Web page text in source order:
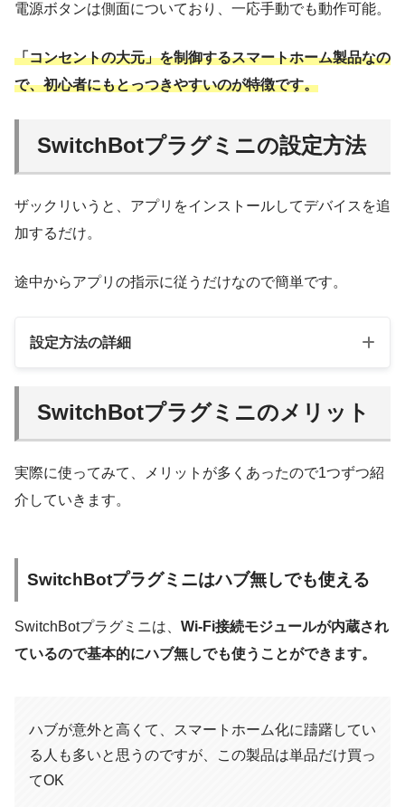
電源ボタンは側面についており、一応手動でも動作可能。
「コンセントの大元」を制御するスマートホーム製品なの
で、初心者にもとっつきやすいのが特徴です。
SwitchBotプラグミニの設定方法
ザックリいうと、アプリをインストールしてデバイスを追
加するだけ。
途中からアプリの指示に従うだけなので簡単です。
設定方法の詳細
SwitchBotアプリのインストール
iOS
‎SwitchBot
App Store
SwitchBot – Google Play のアプリ
まずはSwitchBotアプリをインストールし、アカウントを作成
SwitchBotアプリからSwitchBotプラグミニを追加
SwitchBotプラグミニのメリット
実際に使ってみて、メリットが多くあったので1つずつ紹
介していきます。
SwitchBotプラグミニはハブ無しでも使える
SwitchBotプラグミニは、 Wi-Fi接続モジュールが内蔵され
ているので基本的にハブ無しでも使うことができます。
ハブが意外と高くて、スマートホーム化に躊躇してい
る人も多いと思うのですが、この製品は単品だけ買っ
てOK